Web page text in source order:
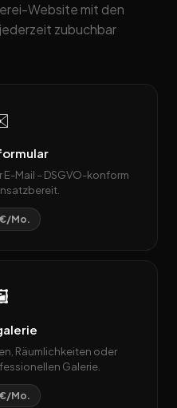
Website mit den
zubuchbar
Mail – DSGVO-konform
Mo.
Räumlichkeiten oder
Galerie.
Mo.